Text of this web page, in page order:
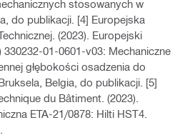
stosowanych w
do publikacji. [4] Europejska
(2023). Europejski
01-0601-v03: Mechaniczne
głębokości osadzenia do
Belgia, do publikacji. [5]
du Bâtiment. (2023).
ETA-21/0878: Hilti HST4.